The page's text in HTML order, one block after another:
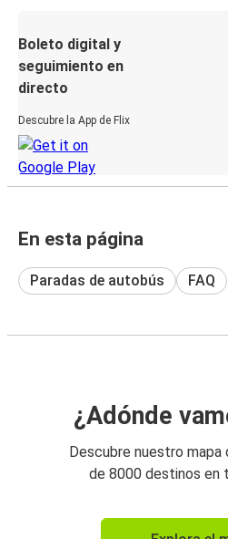
Boleto digital y
seguimiento en
directo
Descubre la App de Flix
En esta página
Paradas de autobús FAQ
¿Adónde
Descubre nuestro mapa
de 8000 destinos en